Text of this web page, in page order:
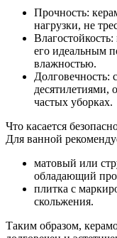
Прочность:
нагрузки, не
его идеальным
влажностью.
Долговечность:
десятилетиями,
частых уборках.
Что касается
Для ванной
матовый или
обладающий
плитка с
скольжения.
Таким образом,